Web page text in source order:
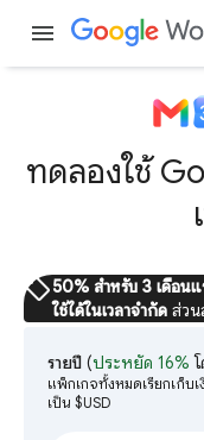
menu
ทดลองใช้
sell50% สำหรับ 3 เดือน
ใช้ได้ในเวลาจำกัด ส่วน
รายปี (ประหยัด 16%
แพ็กเกจทั้งหมดเรียกเก็บ
เป็น $USD